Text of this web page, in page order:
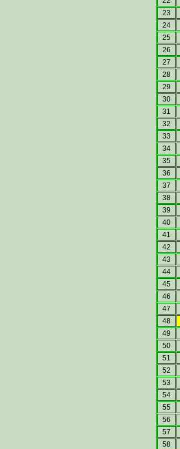
23
24
25
26
27
28
29
30
31
32
33
34
35
36
37
38
39
40
41
42
43
44
45
46
47
48
49
50
51
52
53
54
55
56
57
58